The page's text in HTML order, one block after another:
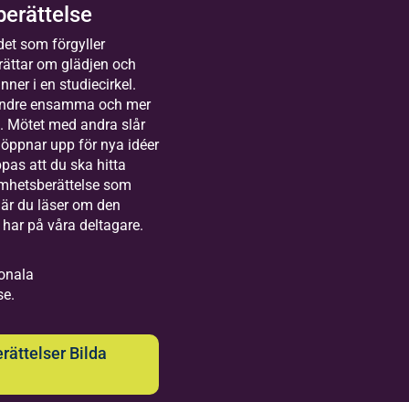
Här
som förgyller
om glädjen och
i en studiecirkel.
ensamma och mer
Mötet med andra slår
upp för nya idéer
att du ska hitta
som
du läser om den
på våra deltagare.
Bilda